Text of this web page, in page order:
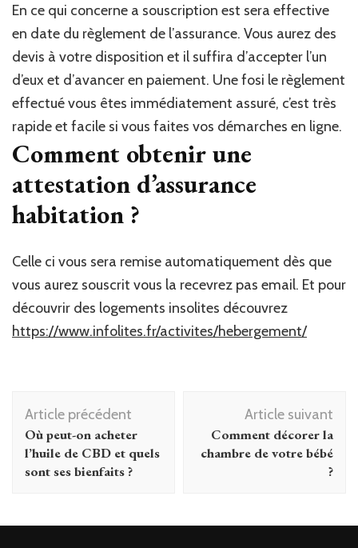
En ce qui concerne a souscription est sera effective
en date du règlement de l’assurance. Vous aurez des
devis à votre disposition et il suffira d’accepter l’un
d’eux et d’avancer en paiement. Une fosi le règlement
effectué vous êtes immédiatement assuré, c’est très
rapide et facile si vous faites vos démarches en ligne.
Comment obtenir une
attestation d’assurance
habitation ?
Celle ci vous sera remise automatiquement dès que
vous aurez souscrit vous la recevrez pas email. Et pour
découvrir des logements insolites découvrez
https://www.infolites.fr/activites/hebergement/
Navigation
d'article
Article précédent
Où peut-on acheter
l’huile de CBD et quels
sont ses bienfaits ?
Article suivant
Comment décorer la
chambre de votre bébé
?